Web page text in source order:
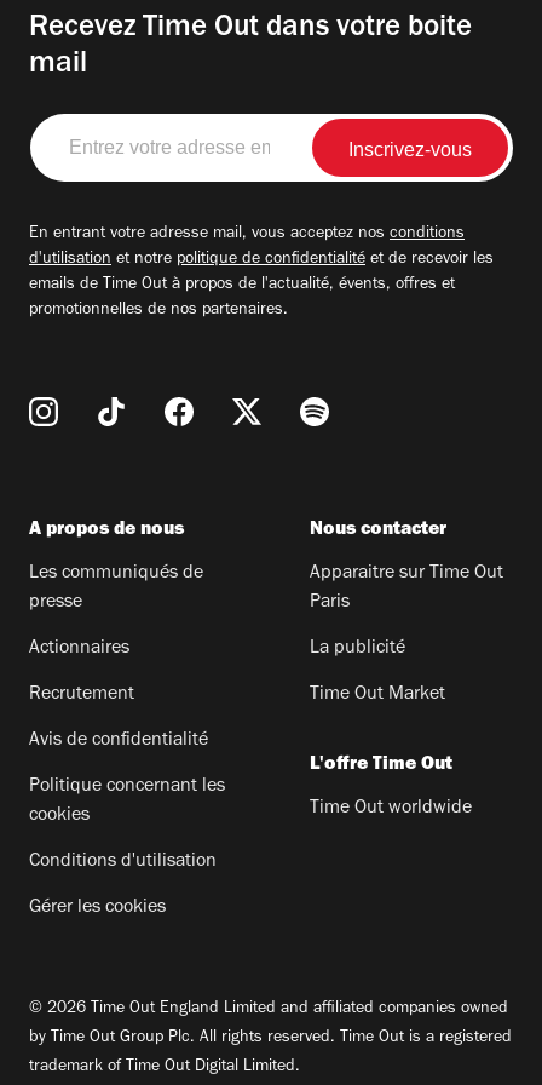
Recevez Time Out dans votre boite
mail
Entrez
votre
adresse
En entrant votre adresse mail, vous acceptez nos conditions
d'utilisation et notre politique de confidentialité et de recevoir les
emails de Time Out à propos de l'actualité, évents, offres et
promotionnelles de nos partenaires.
A propos de nous
Les communiqués de
presse
Actionnaires
Recrutement
Avis de confidentialité
Politique concernant les
cookies
Conditions d'utilisation
Gérer les cookies
Nous contacter
Apparaitre sur Time Out
Paris
La publicité
Time Out Market
L'offre Time Out
Time Out worldwide
© 2026 Time Out England Limited and affiliated companies owned
by Time Out Group Plc. All rights reserved. Time Out is a registered
trademark of Time Out Digital Limited.